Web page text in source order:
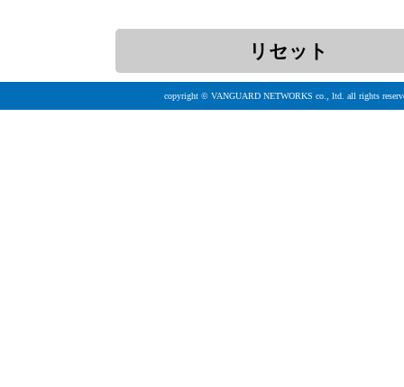
copyright © VANGUARD NETWORKS co., ltd. all rights